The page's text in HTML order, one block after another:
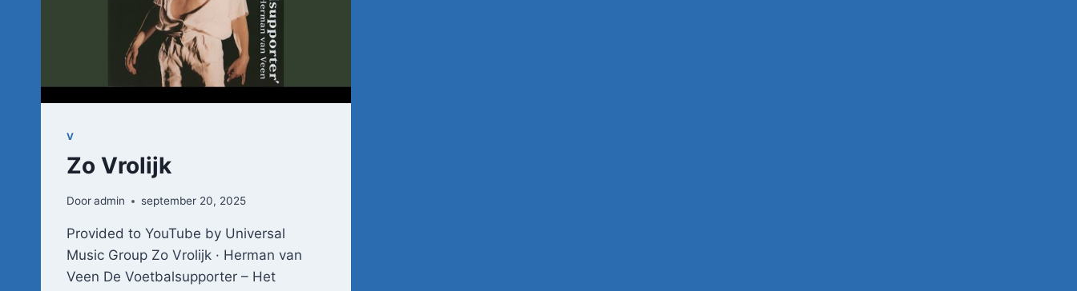
V
Zo Vrolijk
Dooradmin september 20, 2025
Provided to YouTube by Universal
Music Group Zo Vrolijk · Herman van
Veen De Voetbalsupporter – Het